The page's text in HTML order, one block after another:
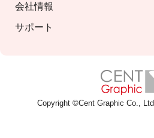
会社情報
サポート
Copyright ©Cent Graphic Co., Ltd.